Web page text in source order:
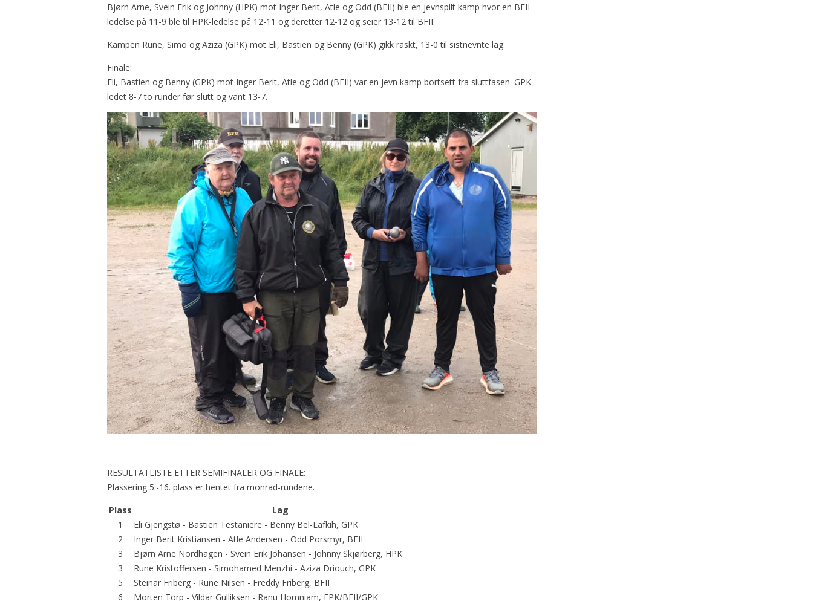
Bjørn Arne, Svein Erik og Johnny (HPK) mot Inger Berit, Atle og Odd (BFII) ble en jevnspilt kamp hvor en BFII-
ledelse på 11-9 ble til HPK-ledelse på 12-11 og deretter 12-12 og seier 13-12 til BFII.
Kampen Rune, Simo og Aziza (GPK) mot Eli, Bastien og Benny (GPK) gikk raskt, 13-0 til sistnevnte lag.
Finale:
Eli, Bastien og Benny (GPK) mot Inger Berit, Atle og Odd (BFII) var en jevn kamp bortsett fra sluttfasen. GPK
ledet 8-7 to runder før slutt og vant 13-7.
RESULTATLISTE ETTER SEMIFINALER OG FINALE:
Plassering 5.-16. plass er hentet fra monrad-rundene.
Plass
Lag
1
Eli Gjengstø - Bastien Testaniere - Benny Bel-Lafkih, GPK
2
Inger Berit Kristiansen - Atle Andersen - Odd Porsmyr, BFII
3
Bjørn Arne Nordhagen - Svein Erik Johansen - Johnny Skjørberg, HPK
3
Rune Kristoffersen - Simohamed Menzhi - Aziza Driouch, GPK
5
Steinar Friberg - Rune Nilsen - Freddy Friberg, BFII
6
Morten Torp - Vildar Gulliksen - Ranu Homniam, FPK/BFII/GPK